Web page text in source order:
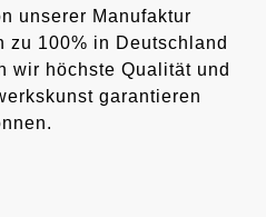
unserer Manufaktur
zu 100% in Deutschland
wir höchste Qualität und
garantieren